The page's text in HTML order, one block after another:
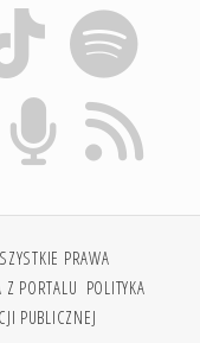
PRAWA
PORTALU POLITYKA
PUBLICZNEJ